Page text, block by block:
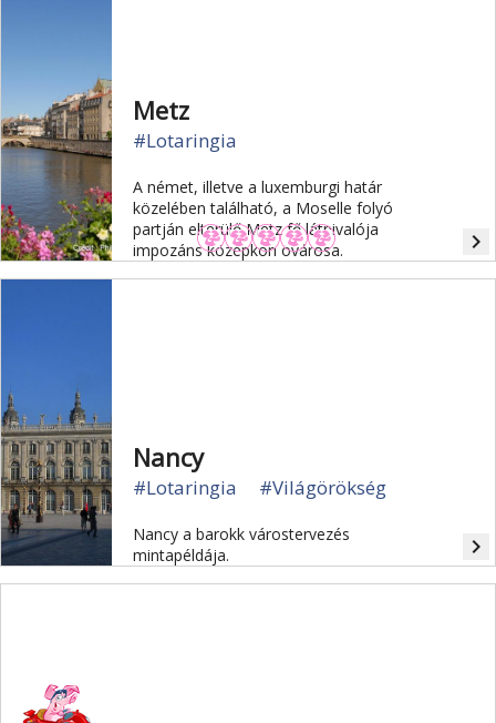
Metz
#Lotaringia
A német, illetve a luxemburgi határ
közelében található, a Moselle folyó
partján elterülő Metz fő látnivalója
impozáns középkori óvárosa.
navigate_next
Nancy
#Lotaringia #Világörökség
Nancy a barokk várostervezés
mintapéldája.
navigate_next